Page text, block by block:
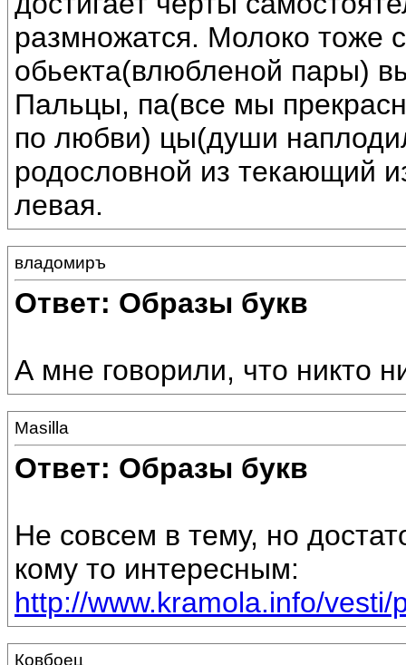
размножатся. Молоко тоже
обьекта(влюбленой пары)
Пальцы, па(все мы
по любви) цы(души
родословной из текающий
левая.
владомиръ
Ответ: Образы букв
А мне говорили, что никто
Masilla
Ответ: Образы букв
Не совсем в тему, но
кому то интересным:
http://www.kramola.info/vesti/
Ковбоец